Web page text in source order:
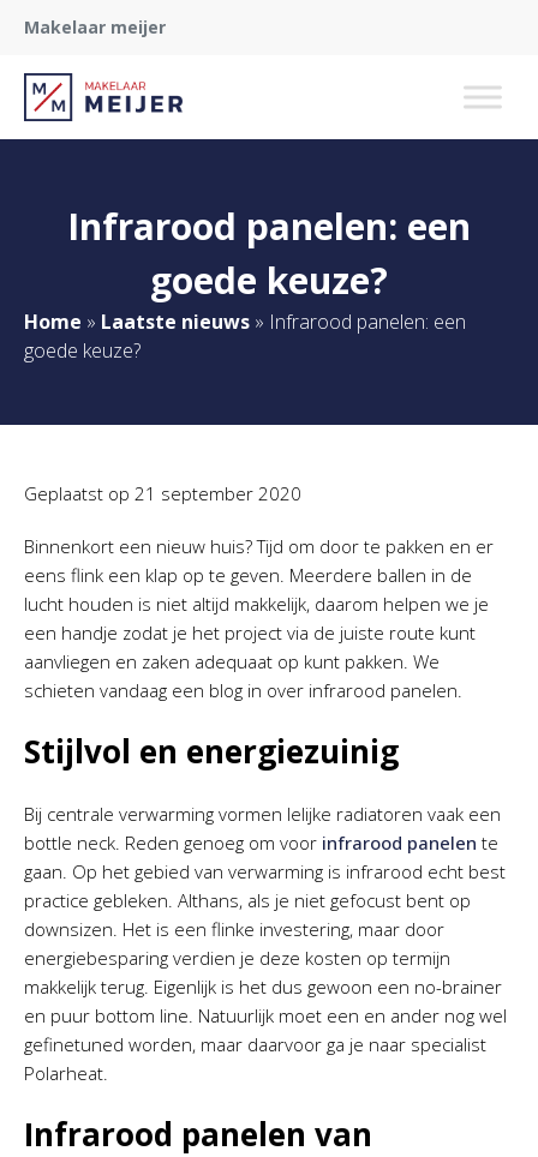
Makelaar meijer
Infrarood panelen: een
goede keuze?
Home » Laatste nieuws » Infrarood panelen: een
goede keuze?
Geplaatst op 21 september 2020
Binnenkort een nieuw huis? Tijd om door te pakken en er
eens flink een klap op te geven. Meerdere ballen in de
lucht houden is niet altijd makkelijk, daarom helpen we je
een handje zodat je het project via de juiste route kunt
aanvliegen en zaken adequaat op kunt pakken. We
schieten vandaag een blog in over infrarood panelen.
Stijlvol en energiezuinig
Bij centrale verwarming vormen lelijke radiatoren vaak een
bottle neck. Reden genoeg om voor infrarood panelen te
gaan. Op het gebied van verwarming is infrarood echt best
practice gebleken. Althans, als je niet gefocust bent op
downsizen. Het is een flinke investering, maar door
energiebesparing verdien je deze kosten op termijn
makkelijk terug. Eigenlijk is het dus gewoon een no-brainer
en puur bottom line. Natuurlijk moet een en ander nog wel
gefinetuned worden, maar daarvoor ga je naar specialist
Polarheat.
Infrarood panelen van